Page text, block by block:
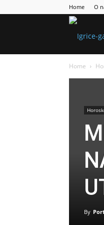
Home O
Home
By